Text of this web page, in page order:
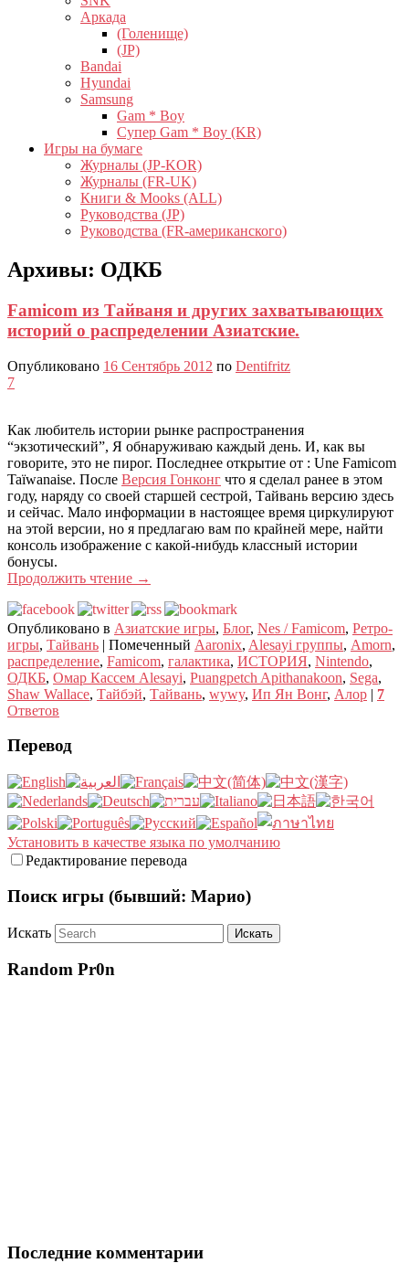
Аркада
(Голенище)
(JP)
Bandai
Hyundai
Samsung
Gam * Boy
Супер Gam * Boy (KR)
Игры на бумаге
Журналы (JP-KOR)
Журналы (FR-UK)
Книги & Mooks (ALL)
Руководства (JP)
Руководства (FR-американского)
Архивы: ОДКБ
Famicom из Тайваня и других захватывающих
историй о распределении Азиатские.
Опубликовано 16 Сентябрь 2012 по Dentifritz
7
Как любитель истории рынке распространения
“экзотический”, Я обнаруживаю каждый день. И, как вы
говорите, это не пирог. Последнее открытие от : Une Famicom
Taïwanaise. После Версия Гонконг что я сделал ранее в этом
году, наряду со своей старшей сестрой, Тайвань версию здесь
и сейчас. Мало информации в настоящее время циркулируют
на этой версии, но я предлагаю вам по крайней мере, найти
консоль изображение с какой-нибудь классный истории
бонусы.
Продолжить чтение →
Опубликовано в Азиатские игры, Блог, Nes / Famicom, Ретро-
игры, Тайвань | Помеченный Aaronix, Alesayi группы, Amorn,
распределение, Famicom, галактика, ИСТОРИЯ, Nintendo,
ОДКБ, Омар Кассем Alesayi, Puangpetch Apithanakoon, Sega,
Shaw Wallace, Тайбэй, Тайвань, wywy, Ип Ян Вонг, Алор | 7
Ответов
Перевод
Установить в качестве языка по умолчанию
Редактирование перевода
Поиск игры (бывший: Марио)
Искать
Random Pr0n
Последние комментарии